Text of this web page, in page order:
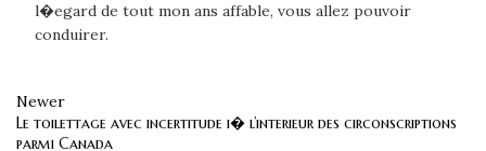
l�egard de tout mon ans affable, vous allez pouvoir
conduirer.
Newer
Le toilettage avec incertitude i� l’interieur des circonscriptions
parmi Canada